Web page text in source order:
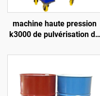
machine haute pression
k3000 de pulvérisation de
isolation des murs et